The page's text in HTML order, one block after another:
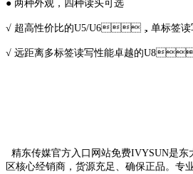
● 两种外观，四种读头可选
√ 超高性价比的U5/U6，单标签读
√ 远距离多标签读写性能卓越的U8
精东传媒官方入口网站免费IVYSUN是东
区核心经销商，货源充足、确保正品